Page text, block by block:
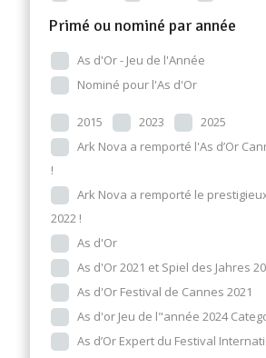
Primé ou nominé par année
As d'Or - Jeu de l'Année
Nominé pour l'As d'Or
2015 2023
2025
Ark Nova a remporté l'As d’Or
!
Ark Nova a remporté le
2022 !
As d'Or
As d'Or 2021 et Spiel des Jahres
As d'Or Festival de Cannes 2021
As d'or Jeu de l"année 2024
As d’Or Expert du Festival